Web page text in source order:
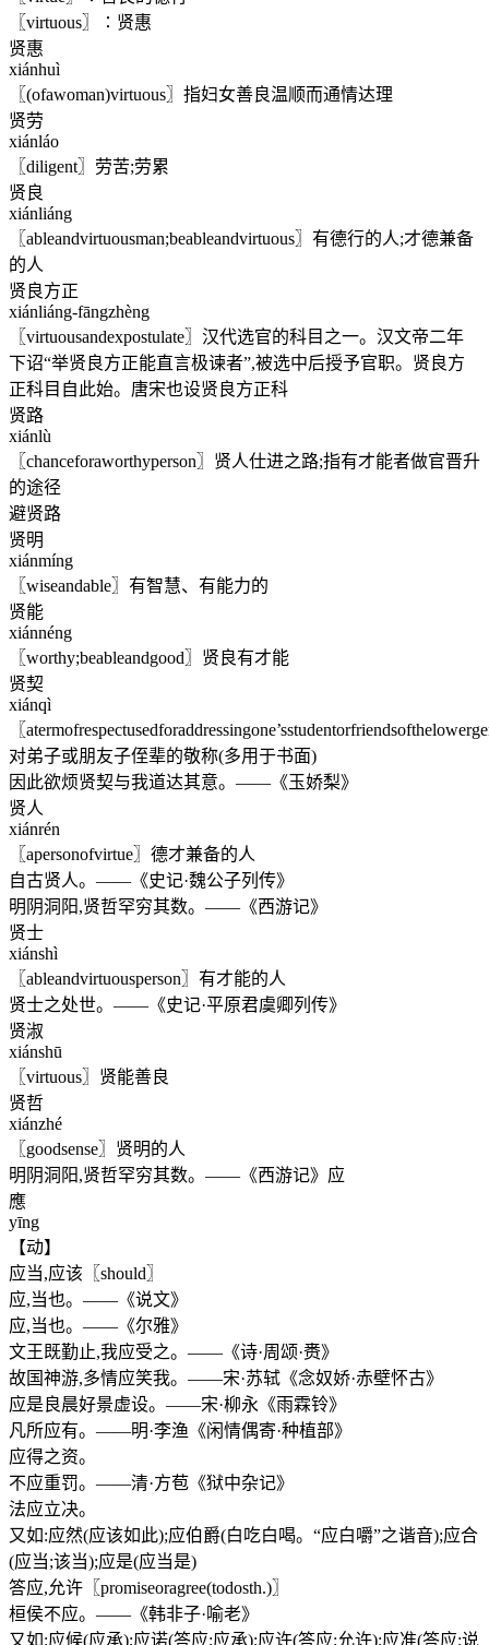
〖virtuous〗∶贤惠
贤惠
xiánhuì
〖(ofawoman)virtuous〗指妇女善良温顺而通情达理
贤劳
xiánláo
〖diligent〗劳苦;劳累
贤良
xiánliáng
〖ableandvirtuousman;beableandvirtuous〗有德行的人;才德兼备
的人
贤良方正
xiánliáng-fāngzhèng
〖virtuousandexpostulate〗汉代选官的科目之一。汉文帝二年
下诏“举贤良方正能直言极谏者”,被选中后授予官职。贤良方
正科目自此始。唐宋也设贤良方正科
贤路
xiánlù
〖chanceforaworthyperson〗贤人仕进之路;指有才能者做官晋升
的途径
避贤路
贤明
xiánmíng
〖wiseandable〗有智慧、有能力的
贤能
xiánnéng
〖worthy;beableandgood〗贤良有才能
贤契
xiánqì
〖
对弟子或朋友子侄辈的敬称(多用于书面)
因此欲烦贤契与我道达其意。——《玉娇梨》
贤人
xiánrén
〖apersonofvirtue〗德才兼备的人
自古贤人。——《史记·魏公子列传》
明阴洞阳,贤哲罕穷其数。——《西游记》
贤士
xiánshì
〖ableandvirtuousperson〗有才能的人
贤士之处世。——《史记·平原君虞卿列传》
贤淑
xiánshū
〖virtuous〗贤能善良
贤哲
xiánzhé
〖goodsense〗贤明的人
明阴洞阳,贤哲罕穷其数。——《西游记》应
應
yīng
【动】
应当,应该〖should〗
应,当也。——《说文》
应,当也。——《尔雅》
文王既勤止,我应受之。——《诗·周颂·赉》
故国神游,多情应笑我。——宋·苏轼《念奴娇·赤壁怀古》
应是良晨好景虚设。——宋·柳永《雨霖铃》
凡所应有。——明·李渔《闲情偶寄·种植部》
应得之资。
不应重罚。——清·方苞《狱中杂记》
法应立决。
又如:应然(应该如此);应伯爵(白吃白喝。“应白嚼”之谐音);应合
(应当;该当);应是(应当是)
答应,允许〖promiseoragree(todosth.)〗
桓侯不应。——《韩非子·喻老》
又如:应候(应承);应诺(答应;应承);应许(答应;允许);应准(答应;说